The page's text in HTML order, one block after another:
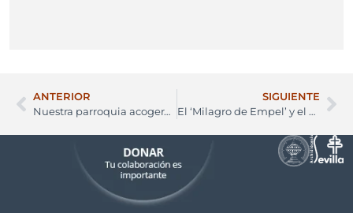
ANTERIOR
Nuestra parroquia acogerá una exposición sobre Juan Martínez Montañés
SIGUIENTE
El ‘Milagro de Empel’ y el origen de la solemnidad de la Inmaculada Concepción